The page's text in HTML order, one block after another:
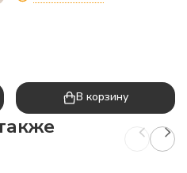
В корзину